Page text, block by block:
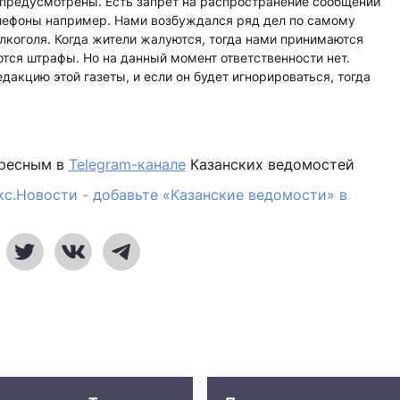
например. Нами возбуждался ряд дел по самому
Когда жители жалуются, тогда нами принимаются
штрафы. Но на данный момент ответственности нет.
этой газеты, и если он будет игнорироваться, тогда
в Telegram-каналеКазанских ведомостей
- добавьте «Казанские ведомости» в